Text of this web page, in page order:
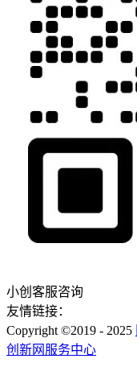
小创客服咨询
友情链接：
Copyright ©2019 - 2025
创新网服务中心